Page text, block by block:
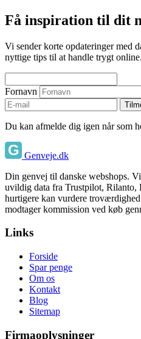
Få inspiration til dit
Vi sender korte opdateringer med
nyttige tips til at handle trygt online.
Fornavn
Du kan afmelde dig igen når som
Genveje.dk
Din genvej til danske webshops.
uvildig data fra Trustpilot, Rilanto,
hurtigere kan vurdere
modtager kommission ved køb
Links
Forside
Spar penge
Om os
Kontakt
Blog
Sitemap
Firmaoplysninger